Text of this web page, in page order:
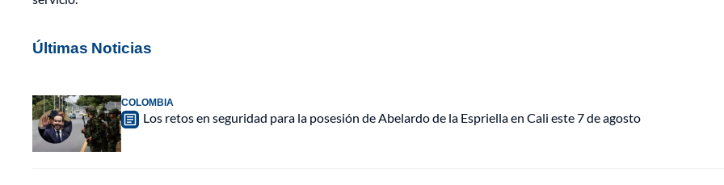
Últimas Noticias
COLOMBIA
Los retos en seguridad para la posesión de Abelardo de la Espriella en Cali este 7 de agosto